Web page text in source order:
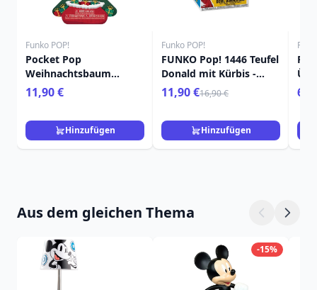
Funko POP!
Pocket Pop
Weihnachtsbaum
Tigger - Disney Winnie
Puuh
11,90 €
Hinzufügen
Funko POP!
FUNKO Pop! 1446 Teufel
Donald mit Kürbis -
Disney
11,90 €16,90 €
Hinzufügen
Aus dem gleichen Thema
-15%